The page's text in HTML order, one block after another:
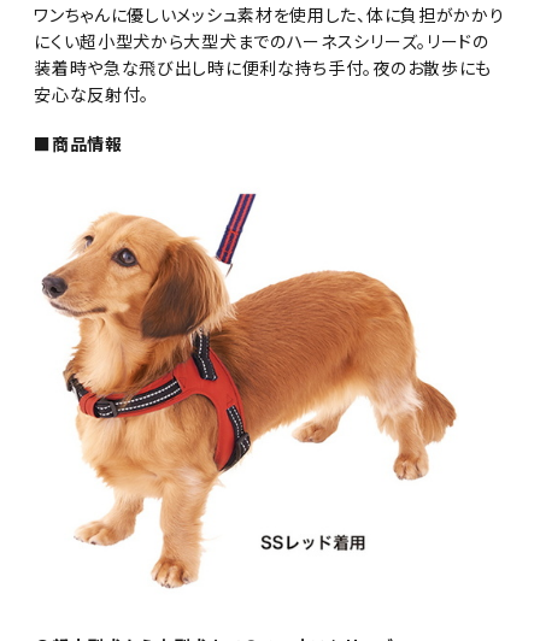
ワンちゃんに優しいメッシュ素材を使用した、体に負担がかかり
にくい超小型犬から大型犬までのハーネスシリーズ。リードの
装着時や急な飛び出し時に便利な持ち手付。夜のお散歩にも
安心な反射付。
■商品情報